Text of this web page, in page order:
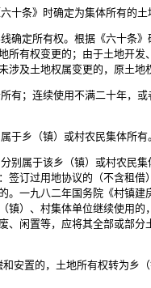
》时确定为集体所有的土
定所有权。根据《六十条
有权变更的；由于土地开
及土地权属变更的，原土地
；连续使用不满二十年，
乡（镇）或村农民集体所有
属于该乡（镇）或村农民集
订过用地协议的（不含租
一九八二年国务院《村镇
）、村集体单位继续使用
闲置等，应将其全部或部
置的，土地所有权转为乡